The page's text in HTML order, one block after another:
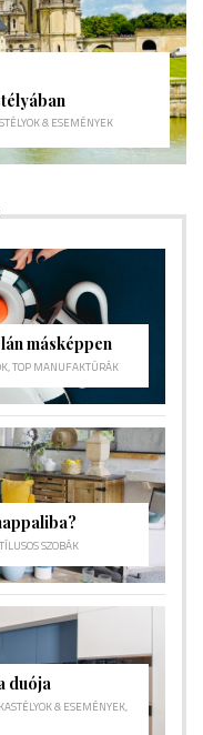
& ESEMÉNYEK
másképpen
,TOP MANUFAKTÚRÁK
SZOBÁK
duója
KASTÉLYOK & ESEMÉNYEK,